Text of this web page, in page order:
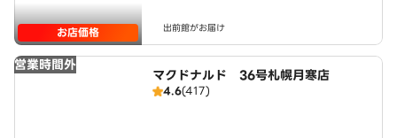
お店価格 出前館がお届け
営業時間外
マクドナルド 36号札幌月寒店
4.6(417)